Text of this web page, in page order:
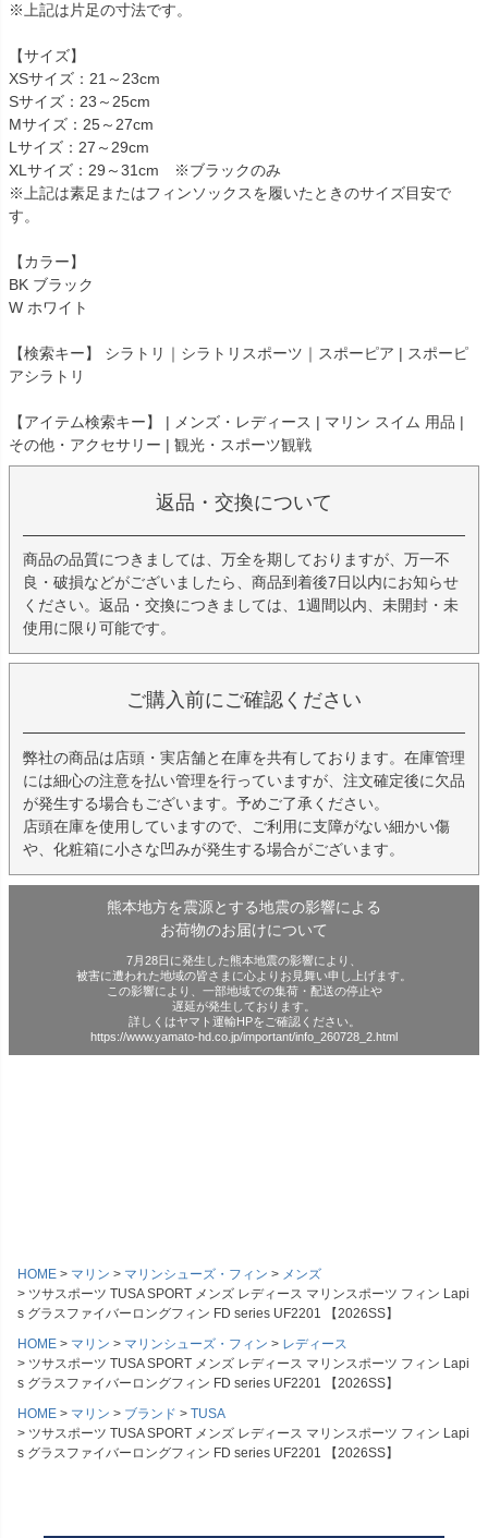
※上記は片足の寸法です。
【サイズ】
XSサイズ：21～23cm
Sサイズ：23～25cm
Mサイズ：25～27cm
Lサイズ：27～29cm
XLサイズ：29～31cm ※ブラックのみ
※上記は素足またはフィンソックスを履いたときのサイズ目安で
す。
【カラー】
BK ブラック
W ホワイト
【検索キー】 シラトリ｜シラトリスポーツ｜スポーピア | スポーピ
アシラトリ
【アイテム検索キー】 | メンズ・レディース | マリン スイム 用品 |
その他・アクセサリー | 観光・スポーツ観戦
返品・交換について
商品の品質につきましては、万全を期しておりますが、万一不
良・破損などがございましたら、商品到着後7日以内にお知らせ
ください。返品・交換につきましては、1週間以内、未開封・未
使用に限り可能です。
ご購入前にご確認ください
弊社の商品は店頭・実店舗と在庫を共有しております。在庫管理
には細心の注意を払い管理を行っていますが、注文確定後に欠品
が発生する場合もございます。予めご了承ください。
店頭在庫を使用していますので、ご利用に支障がない細かい傷
や、化粧箱に小さな凹みが発生する場合がございます。
熊本地方を震源とする地震の影響による
お荷物のお届けについて
7月28日に発生した熊本地震の影響により、
被害に遭われた地域の皆さまに心よりお見舞い申し上げます。
この影響により、一部地域での集荷・配送の停止や
遅延が発生しております。
詳しくはヤマト運輸HPをご確認ください。
https://www.yamato-hd.co.jp/important/info_260728_2.html
HOME マリン マリンシューズ・フィン
メンズ
ツサスポーツ TUSA SPORT メンズ レディース マリンスポーツ フィン Lapi
s グラスファイバーロングフィン FD series UF2201 【2026SS】
HOME
マリン マリンシューズ・フィン
レディース
ツサスポーツ TUSA SPORT メンズ レディース マリンスポーツ フィン Lapi
s グラスファイバーロングフィン FD series UF2201 【2026SS】
HOME
マリン ブランド
TUSA
ツサスポーツ TUSA SPORT メンズ レディース マリンスポーツ フィン Lapi
s グラスファイバーロングフィン FD series UF2201 【2026SS】